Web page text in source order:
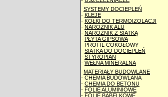
SYSTEMY DOCIEPLEŃ
- KLEJE
- KOŁKI DO TERMOIZOLACJI
- NAROŻNIK ALU
- NAROŻNIK Z SIATKĄ
- PŁYTA GIPSOWA
- PROFIL COKOŁOWY
- SIATKA DO DOCIEPLEŃ
- STYROPIAN
- WEŁNA MINERALNA
MATERIAŁY BUDOWLANE
- CHEMIA BUDOWLANA
- CHEMIA DO BETONU
- FOLIE ALUMINIOWE
- FOLIE BĄBELKOWE